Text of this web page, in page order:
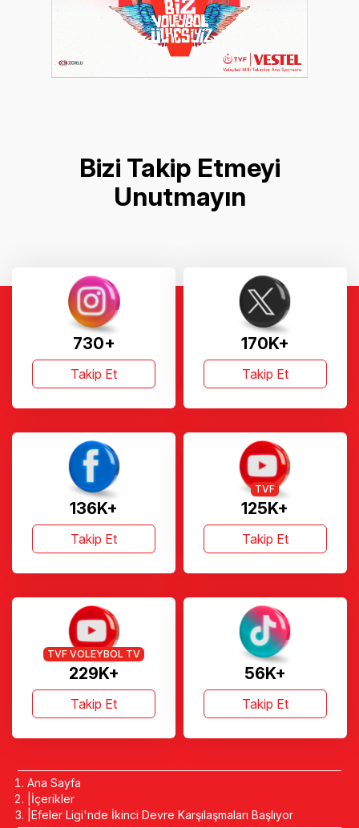
Bizi Takip Etmeyi
Unutmayın
730+
Takip Et
170K+
Takip Et
136K+
Takip Et
125K+
TVF
Takip Et
229K+
TVF VOLEYBOL TV
Takip Et
56K+
Takip Et
Ana Sayfa
İçerikler
Efeler Ligi'nde İkinci Devre Karşılaşmaları Başlıyor